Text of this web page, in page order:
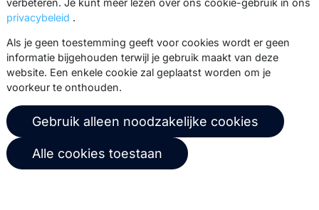
Over ons
Copernica-nieuws
Carrière bij Copernica
De Ruijterkade 112
1011 AB Amsterdam
info@copernica.com
privacybeleid .
Als je geen toestemming geeft voor cookies wordt er geen
informatie bijgehouden terwijl je gebruik maakt van deze
website. Een enkele cookie zal geplaatst worden om je
voorkeur te onthouden.
Gebruik alleen noodzakelijke cookies
Alle cookies toestaan